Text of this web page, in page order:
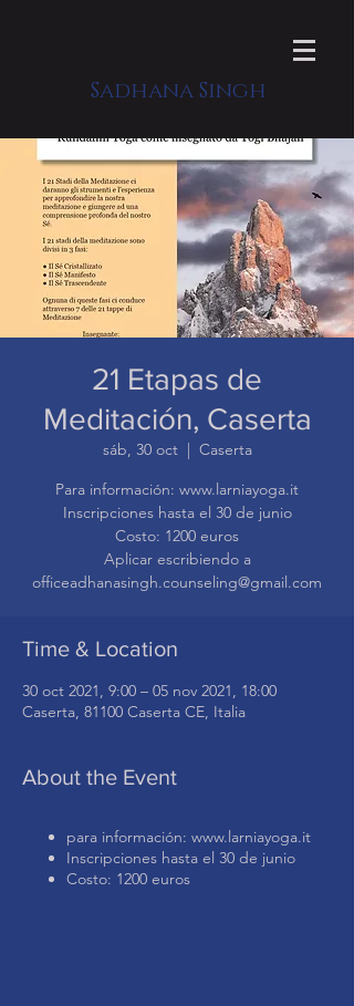
Sadhana Singh
21 Etapas de
Meditación, Caserta
sáb, 30 oct
  |
Caserta
Para información: www.larniayoga.it
Inscripciones hasta el 30 de junio
Costo: 1200 euros
Aplicar escribiendo a
Time & Location
30 oct 2021, 9:00 – 05 nov 2021, 18:00
Caserta, 81100 Caserta CE, Italia
About the Event
para información: www.larniayoga.it
Inscripciones hasta el 30 de junio
Costo: 1200 euros